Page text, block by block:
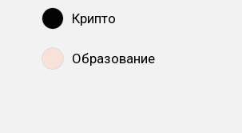
Крипто
Образование